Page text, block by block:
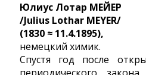
Юлиус Лотар МЕЙЕР
/Julius Lothar MEYER/
(1830 ≈ 11.4.1895),
немецкий химик.
Спустя год после